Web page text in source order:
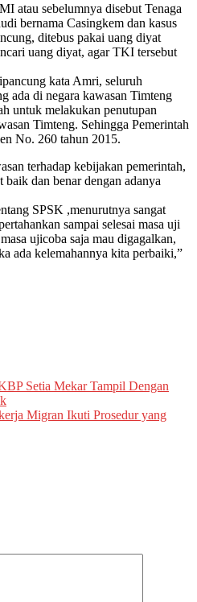
atau sebelumnya disebut Tenaga
bernama Casingkem dan kasus
ditebus pakai uang diyat
uang diyat, agar TKI tersebut
kata Amri, seluruh
ada di negara kawasan Timteng
untuk melakukan penutupan
Timteng. Sehingga Pemerintah
No. 260 tahun 2015.
terhadap kebijakan pemerintah,
dan benar dengan adanya
SPSK ,menurutnya sangat
sampai selesai masa uji
ujicoba saja mau digagalkan,
ada kelemahannya kita perbaiki,”
Setia Mekar Tampil Dengan
Migran Ikuti Prosedur yang